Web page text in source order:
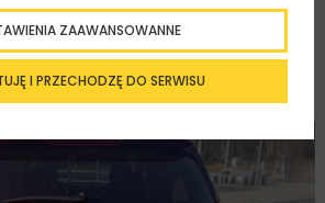
Standardowe wyposażenie
martwego pola,
automatyczne hamowanie
utrzymywania pasa ruchu.
I PRZECHODZĘ DO SERWISU
ZAAWANSOWANNE